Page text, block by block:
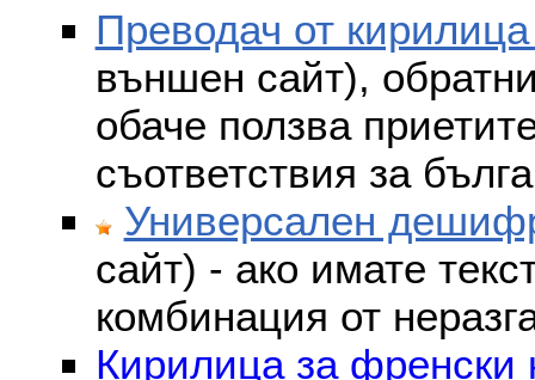
Преводач от
външен сайт),
обаче ползва
съответствия за
Универсален
сайт) - ако имате
комбинация от
Кирилица за френски